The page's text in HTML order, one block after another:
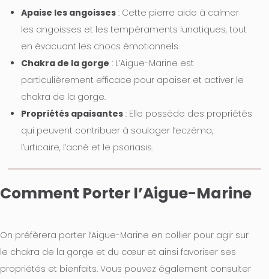
Apaise les angoisses : Cette pierre aide à calmer
les angoisses et les tempéraments lunatiques, tout
en évacuant les chocs émotionnels.
Chakra de la gorge : L’Aigue-Marine est
particulièrement efficace pour apaiser et activer le
chakra de la gorge.
Propriétés apaisantes : Elle possède des propriétés
qui peuvent contribuer à soulager l’eczéma,
l’urticaire, l’acné et le psoriasis.
Comment Porter l’Aigue-Marine
On préfèrera porter l’Aigue-Marine en collier pour agir sur
le chakra de la gorge et du cœur et ainsi favoriser ses
propriétés et bienfaits. Vous pouvez également consulter